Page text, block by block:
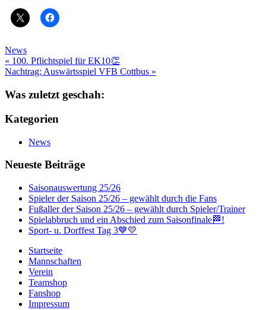
News
Beitragsnavigation
« 100. Pflichtspiel für EK10👏
Nachtrag; Auswärtsspiel VFB Cottbus »
Was zuletzt geschah:
Kategorien
News
Neueste Beiträge
Saisonauswertung 25/26
Spieler der Saison 25/26 – gewählt durch die Fans
Fußaller der Saison 25/26 – gewählt durch Spieler/Trainer
Spielabbruch und ein Abschied zum Saisonfinale🏁!
Sport- u. Dorffest Tag 3💙💛
Startseite
Mannschaften
Verein
Teamshop
Fanshop
Impressum